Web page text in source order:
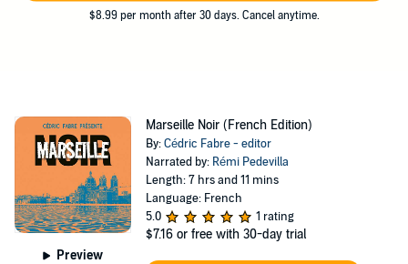
$8.99 per month after 30 days. Cancel anytime.
Preview
Marseille Noir (French Edition)
By:Cédric Fabre - editor
Narrated by: Rémi Pedevilla
Length: 7 hrs and 11 mins
Language: French
5.0
1 rating
$7.16 or free with 30-day trial